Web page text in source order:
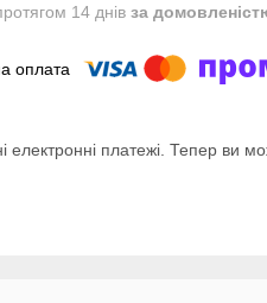
14 днів за
електронні платежі. Тепер ви